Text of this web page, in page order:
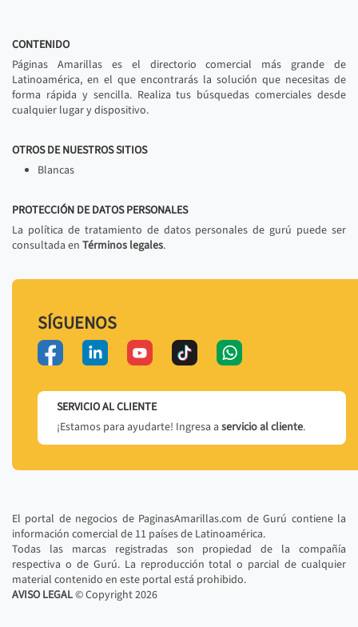
CONTENIDO
Páginas Amarillas es el directorio comercial más grande de
Latinoamérica, en el que encontrarás la solución que necesitas de
forma rápida y sencilla. Realiza tus búsquedas comerciales desde
cualquier lugar y dispositivo.
OTROS DE NUESTROS SITIOS
Blancas
PROTECCIÓN DE DATOS PERSONALES
La política de tratamiento de datos personales de gurú puede ser
consultada en Términos legales.
SÍGUENOS
SERVICIO AL CLIENTE
¡Estamos para ayudarte! Ingresa a servicio al cliente.
El portal de negocios de PaginasAmarillas.com de Gurú contiene la
información comercial de 11 países de Latinoamérica.
Todas las marcas registradas son propiedad de la compañía
respectiva o de Gurú. La reproducción total o parcial de cualquier
material contenido en este portal está prohibido.
AVISO LEGAL© Copyright2026